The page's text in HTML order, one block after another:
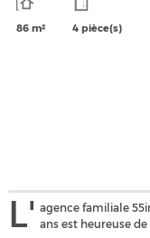
86 m² 4 pièce(s)
L' agence familiale
ans est heureuse